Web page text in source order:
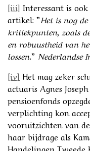
[iii] Interessant is
artikel: ”Het is nog
kritiekpunten, zoals
en robuustheid van
lossen.” Nederlandse
[iv] Het mag zeker
actuaris Agnes
pensioenfonds
verplichting kon
vooruitzichten van
haar bijdrage als
Handelingen Tweede